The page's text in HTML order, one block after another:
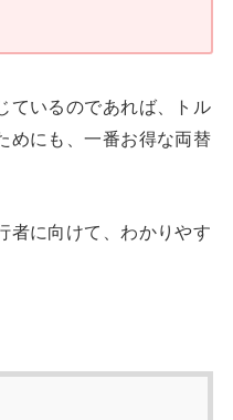
ているのであれば、トル
めにも、一番お得な両替
者に向けて、わかりやす